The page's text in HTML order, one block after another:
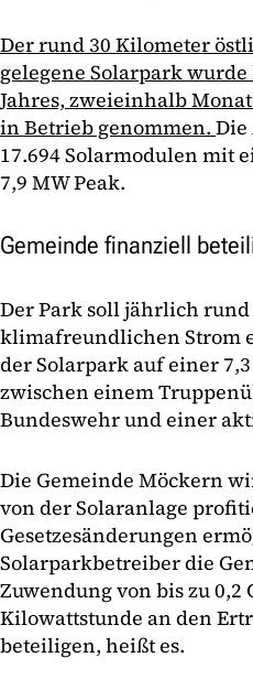
Der rund 30 Kilometer
gelegene Solarpark
Jahres, zweieinhalb
in Betrieb genommen. Die
17.694 Solarmodulen mit
7,9 MW Peak.
Gemeinde finanziell
Der Park soll jährlich rund
klimafreundlichen Strom
der Solarpark auf einer
zwischen einem
Bundeswehr und einer
Die Gemeinde Möckern
von der Solaranlage
Gesetzesänderungen
Solarparkbetreiber die
Zuwendung von bis zu 0,2
Kilowattstunde an den
beteiligen, heißt es.